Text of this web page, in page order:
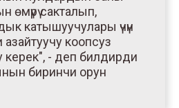
сакталып,
катышуучулары үчүн
коопсуз
керек", - деп билдирди
биринчи орун